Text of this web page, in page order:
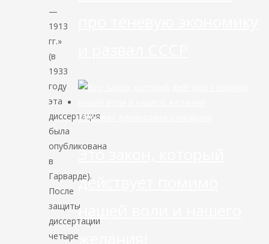
—
1913
гг.»
(в
1933
году
эта
диссертация
была
опубликована
в
Гарварде).
После
защиты
диссертации
четыре
Мировая финансовая олигархия
Это закон, который
действует помимо
нашей воли и нашего